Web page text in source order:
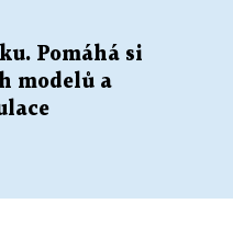
Pomáhá si
modelů a